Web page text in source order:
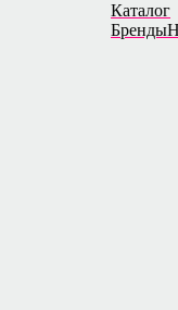
Каталог
Бренды